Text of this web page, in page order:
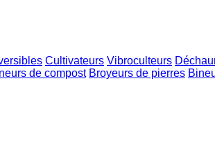
Cultivateurs Vibroculteurs
de compost Broyeurs de pierres